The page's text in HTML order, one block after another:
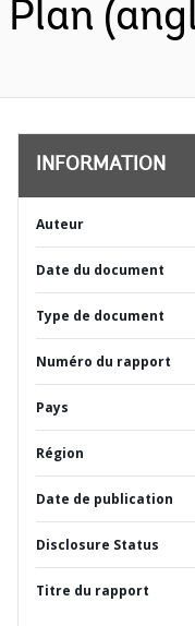
Plan
INFORMATION
Auteur
Date du document
Type de document
Numéro du rapport
Pays
Région
Date de publication
Disclosure Status
Titre du rapport